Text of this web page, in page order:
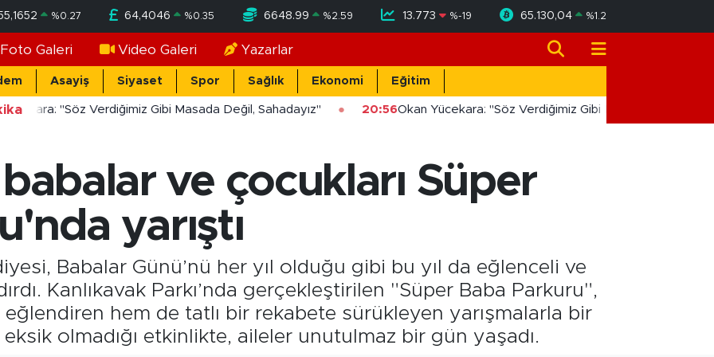
%0.27 64,4046 %0.35 6648.99 %2.59 13.773 %-19 65.130,04 %1.2
Foto Galeri Video Galeri Yazarlar
Asayiş Siyaset Spor Sağlık Ekonomi Eğitim
"Söz Verdiğimiz Gibi Masada Değil, Sahadayız" 20:56Okan Yücekara: "Söz Verdiğimiz Gibi Masada Değil,
ve çocukları Süper
yarıştı
Babalar Günü’nü her yıl olduğu gibi bu yıl da eğlenceli ve
Kanlıkavak Parkı’nda gerçekleştirilen "Süper Baba Parkuru",
eğlendiren hem de tatlı bir rekabete sürükleyen yarışmalarla bir
olmadığı etkinlikte, aileler unutulmaz bir gün yaşadı.